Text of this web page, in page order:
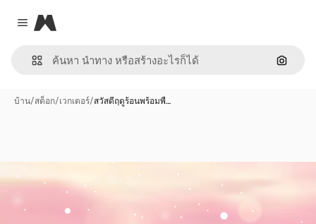
Close menu
Magnific
ค้นหา
บ้าน/สต็อก/เวกเตอร์/สวัสดีฤดูร้อนพร้อมพื…